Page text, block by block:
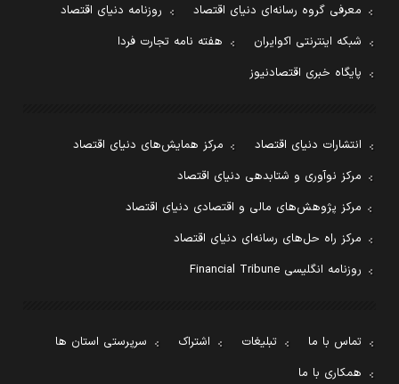
معرفی گروه رسانه‌ای دنیای اقتصاد
روزنامه دنیای اقتصاد
شبکه اینترنتی اکوایران
هفته نامه تجارت فردا
پایگاه خبری اقتصادنیوز
انتشارات دنیای اقتصاد
مرکز همایش‌های دنیای اقتصاد
مرکز نوآوری و شتابدهی دنیای اقتصاد
مرکز پژوهش‌های مالی و اقتصادی دنیای اقتصاد
مرکز راه حل‌های رسانه‌ای دنیای اقتصاد
روزنامه انگلیسی Financial Tribune
تماس با ما تبلیغات اشتراک
سرپرستی استان ها
همکاری با ما